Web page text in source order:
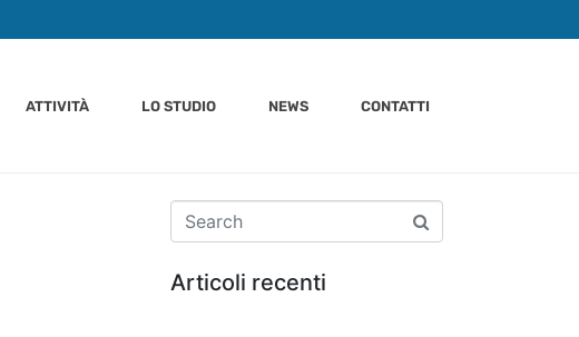
ATTIVITÀ LO STUDIO NEWS CONTATTI
Articoli recenti